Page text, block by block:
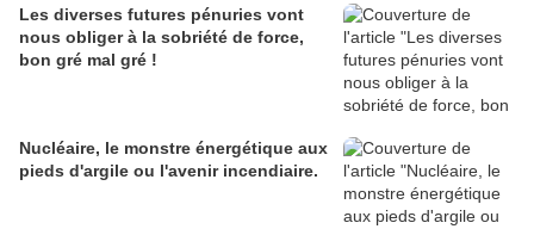
Les diverses futures pénuries vont
nous obliger à la sobriété de force,
bon gré mal gré !
Nucléaire, le monstre énergétique aux
pieds d'argile ou l'avenir incendiaire.